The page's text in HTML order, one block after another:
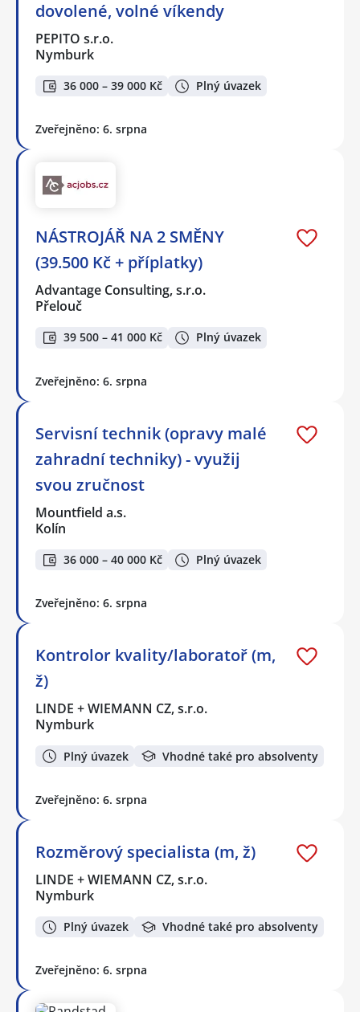
dovolené, volné víkendy
PEPITO s.r.o.
Nymburk
36 000 – 39 000 Kč Plný úvazek
Zveřejněno: 6. srpna
NÁSTROJÁŘ NA 2 SMĚNY
(39.500 Kč + příplatky)
Advantage Consulting, s.r.o.
Přelouč
39 500 – 41 000 Kč Plný úvazek
Zveřejněno: 6. srpna
Servisní technik (opravy malé
zahradní techniky) - využij
svou zručnost
Mountfield a.s.
Kolín
36 000 – 40 000 Kč Plný úvazek
Zveřejněno: 6. srpna
Kontrolor kvality/laboratoř (m,
ž)
LINDE + WIEMANN CZ, s.r.o.
Nymburk
Plný úvazek Vhodné také pro absolventy
Zveřejněno: 6. srpna
Rozměrový specialista (m, ž)
LINDE + WIEMANN CZ, s.r.o.
Nymburk
Plný úvazek Vhodné také pro absolventy
Zveřejněno: 6. srpna